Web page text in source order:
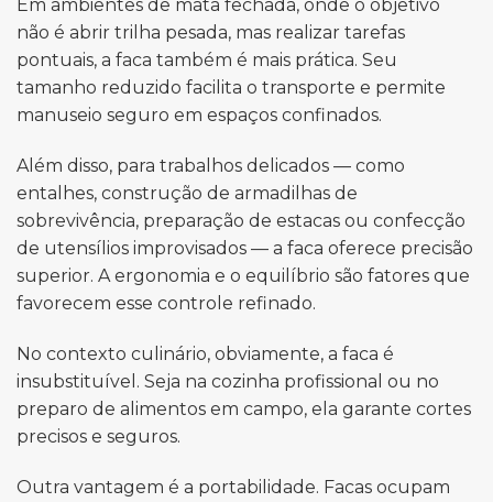
Em ambientes de mata fechada, onde o objetivo
não é abrir trilha pesada, mas realizar tarefas
pontuais, a faca também é mais prática. Seu
tamanho reduzido facilita o transporte e permite
manuseio seguro em espaços confinados.
Além disso, para trabalhos delicados — como
entalhes, construção de armadilhas de
sobrevivência, preparação de estacas ou confecção
de utensílios improvisados — a faca oferece precisão
superior. A ergonomia e o equilíbrio são fatores que
favorecem esse controle refinado.
No contexto culinário, obviamente, a faca é
insubstituível. Seja na cozinha profissional ou no
preparo de alimentos em campo, ela garante cortes
precisos e seguros.
Outra vantagem é a portabilidade. Facas ocupam